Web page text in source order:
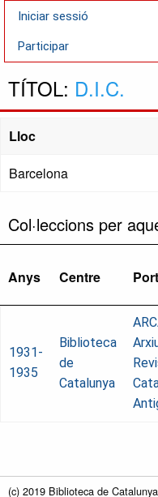
Iniciar sessió
Participar
TÍTOL: D.I.C.
Lloc
Barcelona
Col·leccions per
Anys Centre
1931-
1935
Biblioteca
de
Catalunya
(c) 2019 Biblioteca de